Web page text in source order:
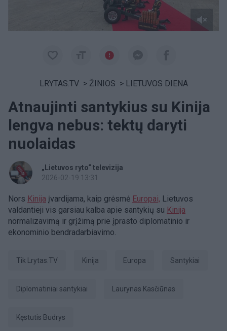
LRYTAS.TV > ŽINIOS > LIETUVOS DIENA
Atnaujinti santykius su Kinija
lengva nebus: tektų daryti
nuolaidas
„Lietuvos ryto“ televizija
2026-02-19 13:31
Nors Kinija įvardijama, kaip grėsmė Europai, Lietuvos
valdantieji vis garsiau kalba apie santykių su Kinija
normalizavimą ir grįžimą prie įprasto diplomatinio ir
ekonominio bendradarbiavimo.
tik Lrytas.TV Kinija Europa Santykiai
diplomatiniai santykiai Laurynas Kasčiūnas
Kęstutis Budrys